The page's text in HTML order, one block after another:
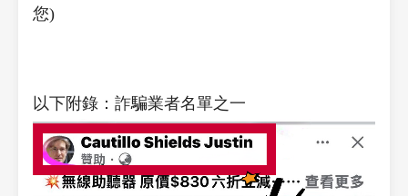
您)
以下附錄：詐騙業者名單之一